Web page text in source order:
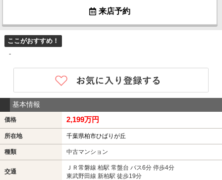
来店予約
ここがおすすめ！
-
基本情報
価格 2,199万円
所在地 千葉県柏市ひばりが丘
種類 中古マンション
交通
ＪＲ常磐線 柏駅 常盤台 バス6分 停歩4分
東武野田線 新柏駅 徒歩19分